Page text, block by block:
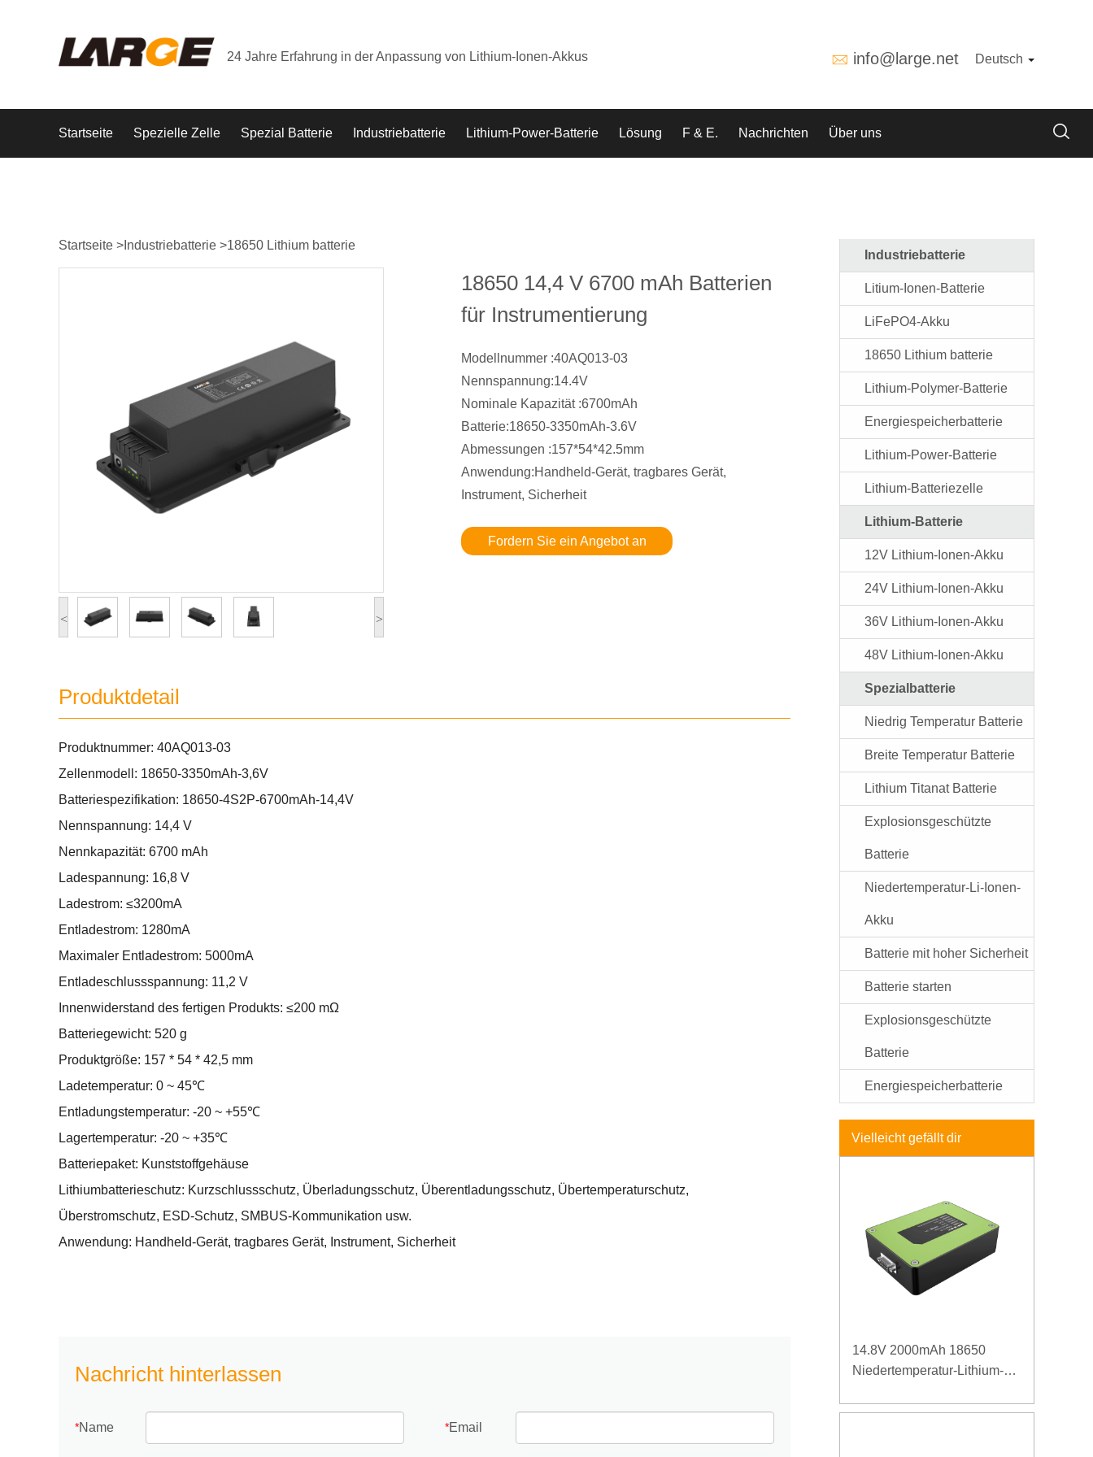
24 Jahre Erfahrung in der Anpassung von Lithium-Ionen-Akkus info@large.net Deutsch
Startseite Spezielle Zelle Spezial Batterie Industriebatterie Lithium-Power-Batterie Lösung F & E. Nachrichten Über uns
Startseite > Industriebatterie >18650 Lithium batterie
18650 14,4 V 6700 mAh Batterien
für Instrumentierung
Modellnummer :40AQ013-03
Nennspannung:14.4V
Nominale Kapazität :6700mAh
Batterie:18650-3350mAh-3.6V
Abmessungen :157*54*42.5mm
Anwendung:Handheld-Gerät, tragbares Gerät,
Instrument, Sicherheit
Fordern Sie ein Angebot an
< >
Produktdetail
Produktnummer: 40AQ013-03
Zellenmodell: 18650-3350mAh-3,6V
Batteriespezifikation: 18650-4S2P-6700mAh-14,4V
Nennspannung: 14,4 V
Nennkapazität: 6700 mAh
Ladespannung: 16,8 V
Ladestrom: ≤3200mA
Entladestrom: 1280mA
Maximaler Entladestrom: 5000mA
Entladeschlussspannung: 11,2 V
Innenwiderstand des fertigen Produkts: ≤200 mΩ
Batteriegewicht: 520 g
Produktgröße: 157 * 54 * 42,5 mm
Ladetemperatur: 0 ~ 45℃
Entladungstemperatur: -20 ~ +55℃
Lagertemperatur: -20 ~ +35℃
Batteriepaket: Kunststoffgehäuse
Lithiumbatterieschutz: Kurzschlussschutz, Überladungsschutz, Überentladungsschutz, Übertemperaturschutz,
Überstromschutz, ESD-Schutz, SMBUS-Kommunikation usw.
Anwendung: Handheld-Gerät, tragbares Gerät, Instrument, Sicherheit
Nachricht hinterlassen
*Name *Email
Industriebatterie
Litium-Ionen-Batterie
LiFePO4-Akku
18650 Lithium batterie
Lithium-Polymer-Batterie
Energiespeicherbatterie
Lithium-Power-Batterie
Lithium-Batteriezelle
Lithium-Batterie
12V Lithium-Ionen-Akku
24V Lithium-Ionen-Akku
36V Lithium-Ionen-Akku
48V Lithium-Ionen-Akku
Spezialbatterie
Niedrig Temperatur Batterie
Breite Temperatur Batterie
Lithium Titanat Batterie
Explosionsgeschützte
Batterie
Niedertemperatur-Li-Ionen-
Akku
Batterie mit hoher Sicherheit
Batterie starten
Explosionsgeschützte
Batterie
Energiespeicherbatterie
Vielleicht gefällt dir
14.8V 2000mAh 18650
Niedertemperatur-Lithium-
Detektor